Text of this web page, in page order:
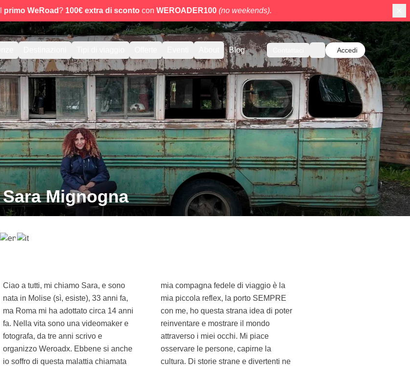
primo WeRoad? 100€ extra di scontocon WEROADER100 (no weekends).
Blog Accedi
Sara Mignogna
Ciao a tutti, mi chiamo Sara, e sono
nata in Molise (sì, esiste), 33 anni fa,
ma Roma mi ha adottato circa 14 anni
fa. Nella vita sono una videomaker e
fotografa, da tre anni scrivo e
organizzo Weroadx. Ebbene si anche
io soffro di questa malattia chiamata
mia compagna fedele di viaggio è la
mia piccola reflex, la porto SEMPRE
con me, ho questa strana idea di poter
reinventare e mostrare il mondo
attraverso i miei occhi. Mi piace
osservare le persone, capirne la
cultura. Di storie strane e divertenti ne